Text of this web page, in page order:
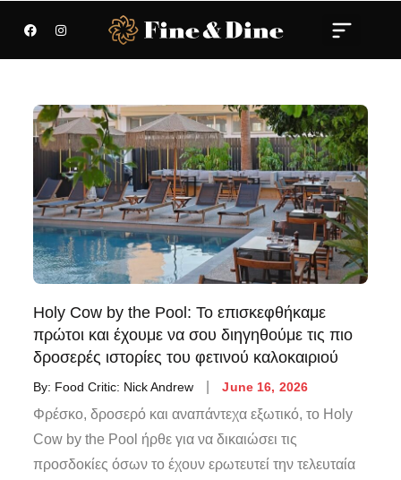
Holy Cow by the Pool: Το επισκεφθήκαμε
πρώτοι και έχουμε να σου διηγηθούμε τις πιο
δροσερές ιστορίες του φετινού καλοκαιριού
By: Food Critic: Nick Andrew June 16, 2026
Φρέσκο, δροσερό και αναπάντεχα εξωτικό, το Holy
Cow by the Pool ήρθε για να δικαιώσει τις
προσδοκίες όσων το έχουν ερωτευτεί την τελευταία